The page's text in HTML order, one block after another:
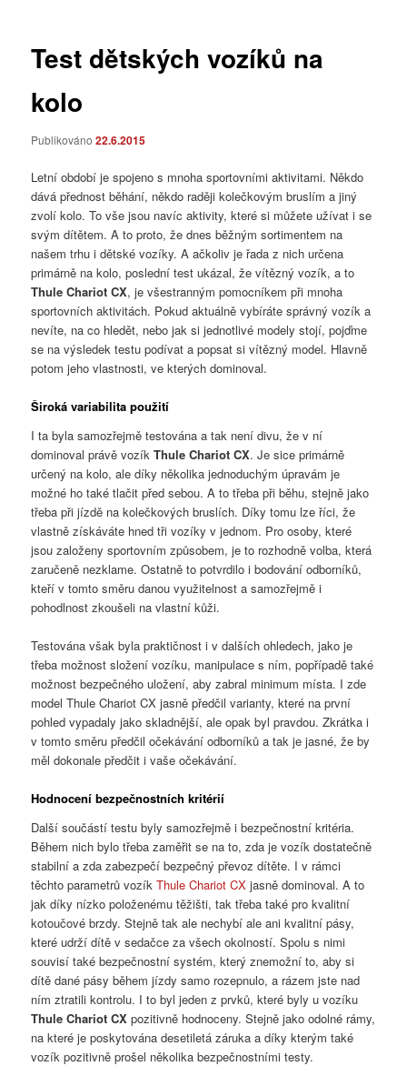
Test dětských vozíků na
kolo
Publikováno22.6.2015
Letní období je spojeno s mnoha sportovními aktivitami. Někdo
dává přednost běhání, někdo raději kolečkovým bruslím a jiný
zvolí kolo. To vše jsou navíc aktivity, které si můžete užívat i se
svým dítětem. A to proto, že dnes běžným sortimentem na
našem trhu i dětské vozíky. A ačkoliv je řada z nich určena
primárně na kolo, poslední test ukázal, že vítězný vozík, a to
Thule Chariot CX, je všestranným pomocníkem při mnoha
sportovních aktivitách. Pokud aktuálně vybíráte správný vozík a
nevíte, na co hledět, nebo jak si jednotlivé modely stojí, pojďme
se na výsledek testu podívat a popsat si vítězný model. Hlavně
potom jeho vlastnosti, ve kterých dominoval.
Široká variabilita použití
I ta byla samozřejmě testována a tak není divu, že v ní
dominoval právě vozíkThule Chariot CX. Je sice primárně
určený na kolo, ale díky několika jednoduchým úpravám je
možné ho také tlačit před sebou. A to třeba při běhu, stejně jako
třeba při jízdě na kolečkových bruslích. Díky tomu lze říci, že
vlastně získáváte hned tři vozíky v jednom. Pro osoby, které
jsou založeny sportovním způsobem, je to rozhodně volba, která
zaručeně nezklame. Ostatně to potvrdilo i bodování odborníků,
kteří v tomto směru danou využitelnost a samozřejmě i
pohodlnost zkoušeli na vlastní kůži.
Testována však byla praktičnost i v dalších ohledech, jako je
třeba možnost složení vozíku, manipulace s ním, popřípadě také
možnost bezpečného uložení, aby zabral minimum místa. I zde
model Thule Chariot CX jasně předčil varianty, které na první
pohled vypadaly jako skladnější, ale opak byl pravdou. Zkrátka i
v tomto směru předčil očekávání odborníků a tak je jasné, že by
měl dokonale předčit i vaše očekávání.
Hodnocení bezpečnostních kritérií
Další součástí testu byly samozřejmě i bezpečnostní kritéria.
Během nich bylo třeba zaměřit se na to, zda je vozík dostatečně
stabilní a zda zabezpečí bezpečný převoz dítěte. I v rámci
těchto parametrů vozíkThule Chariot CX jasně dominoval. A to
jak díky nízko položenému těžišti, tak třeba také pro kvalitní
kotoučové brzdy. Stejně tak ale nechybí ale ani kvalitní pásy,
které udrží dítě v sedačce za všech okolností. Spolu s nimi
souvisí také bezpečnostní systém, který znemožní to, aby si
dítě dané pásy během jízdy samo rozepnulo, a rázem jste nad
ním ztratili kontrolu. I to byl jeden z prvků, které byly u vozíku
Thule Chariot CX pozitivně hodnoceny. Stejně jako odolné rámy,
na které je poskytována desetiletá záruka a díky kterým také
vozík pozitivně prošel několika bezpečnostními testy.